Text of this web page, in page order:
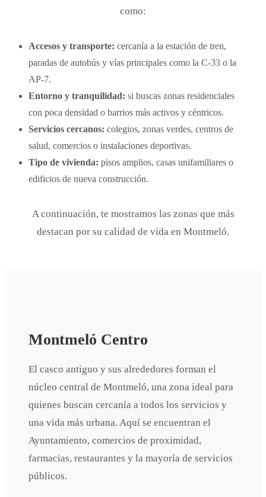
como:
Accesos y transporte: cercanía a la estación de tren,
paradas de autobús y vías principales como la C-33 o la
AP-7.
Entorno y tranquilidad: si buscas zonas residenciales
con poca densidad o barrios más activos y céntricos.
Servicios cercanos: colegios, zonas verdes, centros de
salud, comercios o instalaciones deportivas.
Tipo de vivienda: pisos amplios, casas unifamiliares o
edificios de nueva construcción.
A continuación, te mostramos las zonas que más
destacan por su calidad de vida en Montmeló.
Montmeló Centro
El casco antiguo y sus alrededores forman el
núcleo central de Montmeló, una zona ideal para
quienes buscan cercanía a todos los servicios y
una vida más urbana. Aquí se encuentran el
Ayuntamiento, comercios de proximidad,
farmacias, restaurantes y la mayoría de servicios
públicos.